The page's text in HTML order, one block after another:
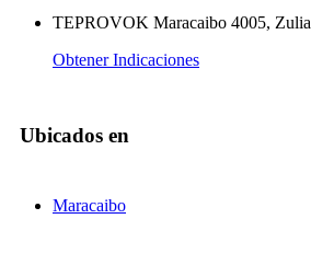
TEPROVOK Maracaibo 4005, Zulia
Obtener Indicaciones
Ubicados en
Maracaibo